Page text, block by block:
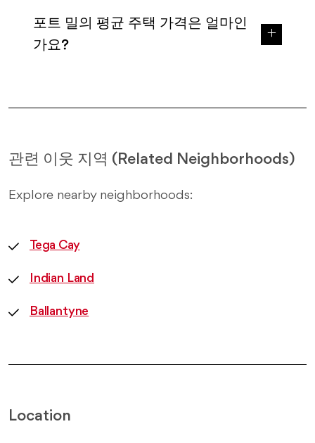
포트 밀의 평균 주택 가격은 얼마인
가요?
관련 이웃 지역 (Related Neighborhoods)
Explore nearby neighborhoods:
Tega Cay
Indian Land
Ballantyne
Location